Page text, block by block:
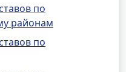
по
районам
по